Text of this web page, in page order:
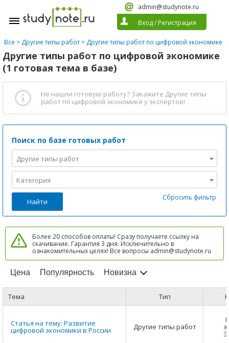
admin@studynote.ru
Вход/ Регистрация
Все > Другие типы работ > Другие типы работ по цифровой экономике
Другие типы работ по цифровой экономике
(1 готовая тема в базе)
Не нашли готовую работу? Закажите Другие типы
работ по цифровой экономике у экспертов!
Поиск по базе готовых работ
Другие типы работ
Категория
Найти Сбросить фильтр
Более 20 способов оплаты! Сразу получаете ссылку на
скачивание. Гарантия 3 дня. Исключительно в
ознакомительных целях! Все вопросы admin@studynote.ru
Цена Популярность Новизна
Тема Тип
Статья на тему: Развитие
цифровой экономики в России Другие типы работ